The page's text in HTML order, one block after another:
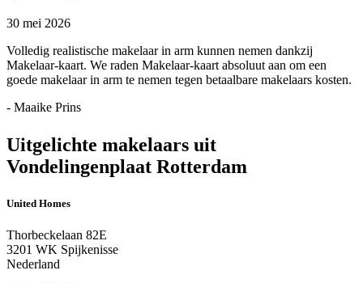
30 mei 2026
Volledig realistische makelaar in arm kunnen nemen dankzij
Makelaar-kaart. We raden Makelaar-kaart absoluut aan om een
goede makelaar in arm te nemen tegen betaalbare makelaars kosten.
- Maaike Prins
Uitgelichte makelaars uit
Vondelingenplaat Rotterdam
United Homes
Thorbeckelaan 82E
3201 WK Spijkenisse
Nederland